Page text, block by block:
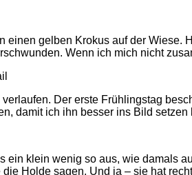
gelben Krokus auf der
Wenn ich mich nicht
Der erste Frühlingstag
damit ich ihn besser ins Bild setzen
klein wenig so aus, wie damals
Holde sagen. Und ja – sie hat